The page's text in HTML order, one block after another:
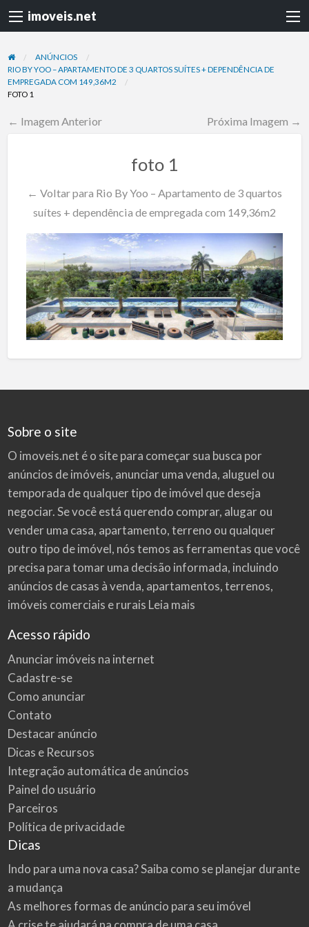
imoveis.net
ANÚNCIOS
RIO BY YOO – APARTAMENTO DE 3 QUARTOS SUÍTES + DEPENDÊNCIA DE
EMPREGADA COM 149,36M2
FOTO 1
← Imagem Anterior Próxima Imagem →
foto 1
← Voltar para Rio By Yoo – Apartamento de 3 quartos
suítes + dependência de empregada com 149,36m2
Sobre o site
O imoveis.net é o site para começar sua busca por
anúncios de imóveis, anunciar uma venda, aluguel ou
temporada de qualquer tipo de imóvel que deseja
negociar. Se você está querendo comprar, alugar ou
vender uma casa, apartamento, terreno ou qualquer
outro tipo de imóvel, nós temos as ferramentas que você
precisa para tomar uma decisão informada, incluindo
anúncios de casas à venda, apartamentos, terrenos,
imóveis comerciais e rurais Leia mais
Acesso rápido
Anunciar imóveis na internet
Cadastre-se
Como anunciar
Contato
Destacar anúncio
Dicas e Recursos
Integração automática de anúncios
Painel do usuário
Parceiros
Política de privacidade
Dicas
Indo para uma nova casa? Saiba como se planejar durante
a mudança
As melhores formas de anúncio para seu imóvel